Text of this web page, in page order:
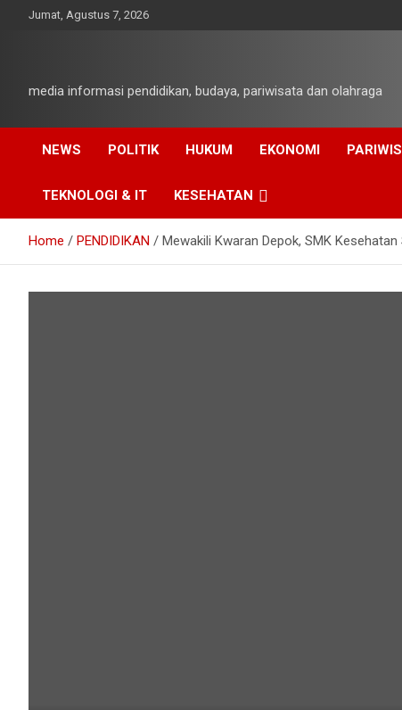
Jumat, Agustus 7, 2026
media informasi pendidikan, budaya, pariwisata dan olahraga
NEWS POLITIK HUKUM EKONOMI
TEKNOLOGI & IT KESEHATAN
Home PENDIDIKAN Mewakili Kwaran Depok, SMK